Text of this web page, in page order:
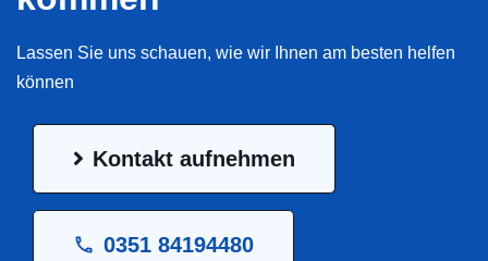
Lassen Sie uns schauen, wie wir Ihnen am besten helfen
können
Kontakt aufnehmen
0351 84194480